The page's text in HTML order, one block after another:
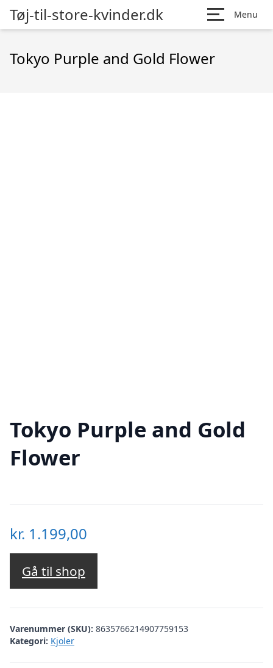
Tøj-til-store-kvinder.dk Menu
Tokyo Purple and Gold Flower
Tokyo Purple and Gold
Flower
kr. 1.199,00
Gå til shop
Varenummer (SKU): 8635766214907759153
Kategori: Kjoler